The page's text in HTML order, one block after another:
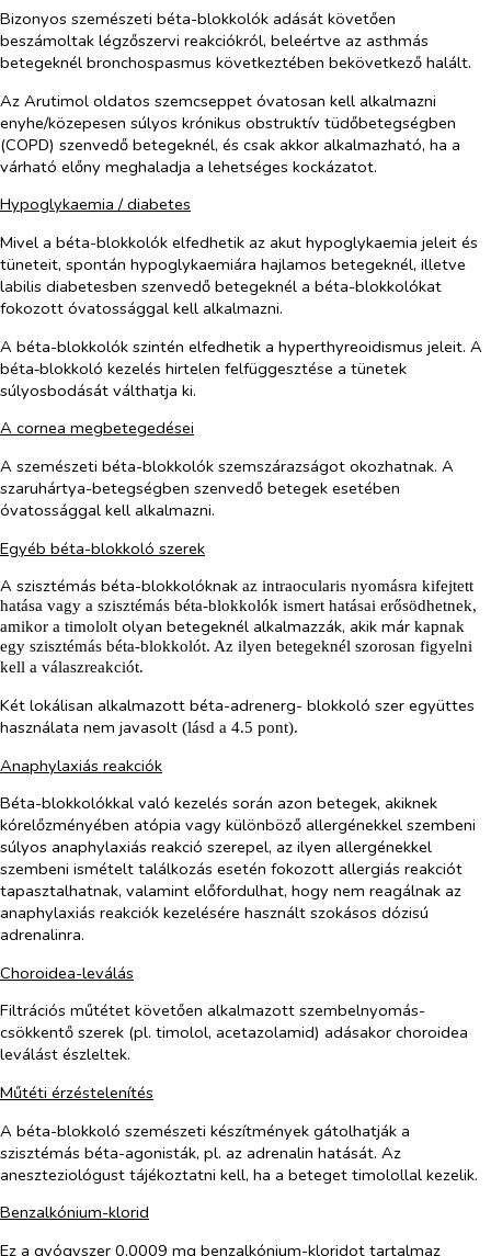
Bizonyos szemészeti béta-blokkolók adását követően
beszámoltak légzőszervi reakciókról, beleértve az asthmás
betegeknél bronchospasmus következtében bekövetkező halált.
Az Arutimol oldatos szemcseppet óvatosan kell alkalmazni
enyhe/közepesen súlyos krónikus obstruktív tüdőbetegségben
(COPD) szenvedő betegeknél, és csak akkor alkalmazható, ha a
várható előny meghaladja a lehetséges kockázatot.
Hypoglykaemia / diabetes
Mivel a béta-blokkolók elfedhetik az akut hypoglykaemia jeleit és
tüneteit, spontán hypoglykaemiára hajlamos betegeknél, illetve
labilis diabetesben szenvedő betegeknél a béta-blokkolókat
fokozott óvatossággal kell alkalmazni.
A béta-blokkolók szintén elfedhetik a hyperthyreoidismus jeleit. A
béta‑blokkoló kezelés hirtelen felfüggesztése a tünetek
súlyosbodását válthatja ki.
A cornea megbetegedései
A szemészeti béta-blokkolók szemszárazságot okozhatnak. A
szaruhártya-betegségben szenvedő betegek esetében
óvatossággal kell alkalmazni.
Egyéb béta-blokkoló szerek
A szisztémás béta-blokkolóknak az intraocularis nyomásra kifejtett
hatása vagy a szisztémás béta-blokkolók ismert hatásai erősödhetnek,
amikor a timololt olyan betegeknél alkalmazzák, akik már kapnak
egy szisztémás béta-blokkolót. Az ilyen betegeknél szorosan figyelni
kell a válaszreakciót.
Két lokálisan alkalmazott béta-adrenerg- blokkoló szer együttes
használata nem javasolt (lásd a 4.5 pont).
Anaphylaxiás reakciók
Béta-blokkolókkal való kezelés során azon betegek, akiknek
kórelőzményében atópia vagy különböző allergénekkel szembeni
súlyos anaphylaxiás reakció szerepel, az ilyen allergénekkel
szembeni ismételt találkozás esetén fokozott allergiás reakciót
tapasztalhatnak, valamint előfordulhat, hogy nem reagálnak az
anaphylaxiás reakciók kezelésére használt szokásos dózisú
adrenalinra.
Choroidea-leválás
Filtrációs műtétet követően alkalmazott szembelnyomás-
csökkentő szerek (pl. timolol, acetazolamid) adásakor choroidea
leválást észleltek.
Műtéti érzéstelenítés
A béta-blokkoló szemészeti készítmények gátolhatják a
szisztémás béta-agonisták, pl. az adrenalin hatását. Az
aneszteziológust tájékoztatni kell, ha a beteget timolollal kezelik.
Benzalkónium-klorid
Ez a gyógyszer 0,0009 mg benzalkónium-kloridot tartalmaz